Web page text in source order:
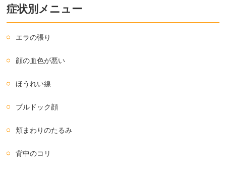
症状別メニュー
エラの張り
顔の血色が悪い
ほうれい線
ブルドック顔
頬まわりのたるみ
背中のコリ